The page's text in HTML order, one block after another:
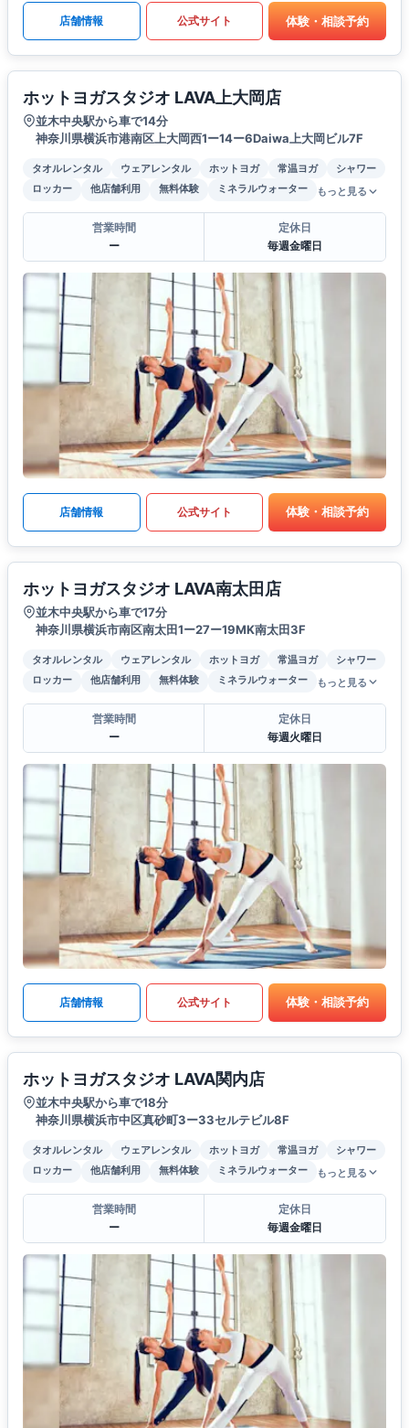
店舗情報 公式サイト 体験・相談予約
ホットヨガスタジオ LAVA上大岡店
並木中央駅から車で14分
神奈川県横浜市港南区上大岡西1ー14ー6Daiwa上大岡ビル7F
タオルレンタル ウェアレンタル ホットヨガ 常温ヨガ
シャワー
ロッカー
他店舗利用 無料体験 ミネラルウォーター もっと見る
営業時間
ー
定休日
毎週金曜日
店舗情報 公式サイト 体験・相談予約
ホットヨガスタジオ LAVA南太田店
並木中央駅から車で17分
神奈川県横浜市南区南太田1ー27ー19MK南太田3F
タオルレンタル ウェアレンタル ホットヨガ 常温ヨガ
シャワー
ロッカー
他店舗利用 無料体験 ミネラルウォーター もっと見る
営業時間
ー
定休日
毎週火曜日
店舗情報 公式サイト 体験・相談予約
ホットヨガスタジオ LAVA関内店
並木中央駅から車で18分
神奈川県横浜市中区真砂町3ー33セルテビル8F
タオルレンタル ウェアレンタル ホットヨガ 常温ヨガ
シャワー
ロッカー
他店舗利用 無料体験 ミネラルウォーター もっと見る
営業時間
ー
定休日
毎週金曜日